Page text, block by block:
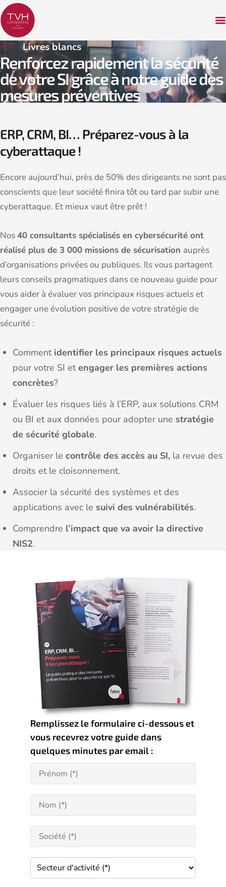
Livres blancs
Renforcez rapidement la sécurité
de votre SI grâce à notre guide des
mesures préventives
ERP, CRM, BI… Préparez-vous à la
cyberattaque !
Encore aujourd’hui, près de 50% des dirigeants ne sont pas
conscients que leur société finira tôt ou tard par subir une
cyberattaque. Et mieux vaut être prêt !
Nos40 consultants spécialisés en cybersécurité ont
réalisé plus de 3 000 missions de sécurisation auprès
d’organisations privées ou publiques. Ils vous partagent
leurs conseils pragmatiques dans ce nouveau guide pour
vous aider à évaluer vos principaux risques actuels et
engager une évolution positive de votre stratégie de
sécurité :
Comment identifier les principaux risques actuels
pour votre SI etengager les premières actions
concrètes?
Évaluer les risques liés à l’ERP, aux solutions CRM
ou BI et aux données pour adopter une stratégie
de sécurité globale.
Organiser le contrôle des accès au SI, la revue des
droits et le cloisonnement.
Associer la sécurité des systèmes et des
applications avec le suivi des vulnérabilités.
Comprendre l’impact que va avoir la directive
NIS2.
organisationnels et la bonne attiude pour se
préparer… mais aussi savoir réagir !
Remplissez le formulaire ci-dessous et
vous recevrez votre guide dans
quelques minutes par email :